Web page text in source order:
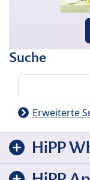
Suche
Erweiterte
HiPP